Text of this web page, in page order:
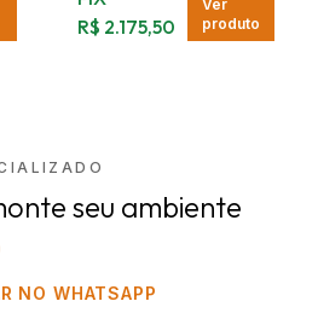
R$ 2.175,50
Ver
produto
seu ambiente
NO WHATSAPP